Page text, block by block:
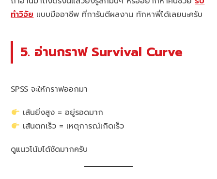
ทำวิจัย แบบมืออาชีพ ที่การันตีผลงาน ทักหาพี่ได้เลยนะครับ
5. อ่านกราฟ Survival Curve
SPSS จะให้กราฟออกมา
เส้นยิ่งสูง = อยู่รอดมาก
เส้นตกเร็ว = เหตุการณ์เกิดเร็ว
ดูแนวโน้มได้ชัดมากครับ